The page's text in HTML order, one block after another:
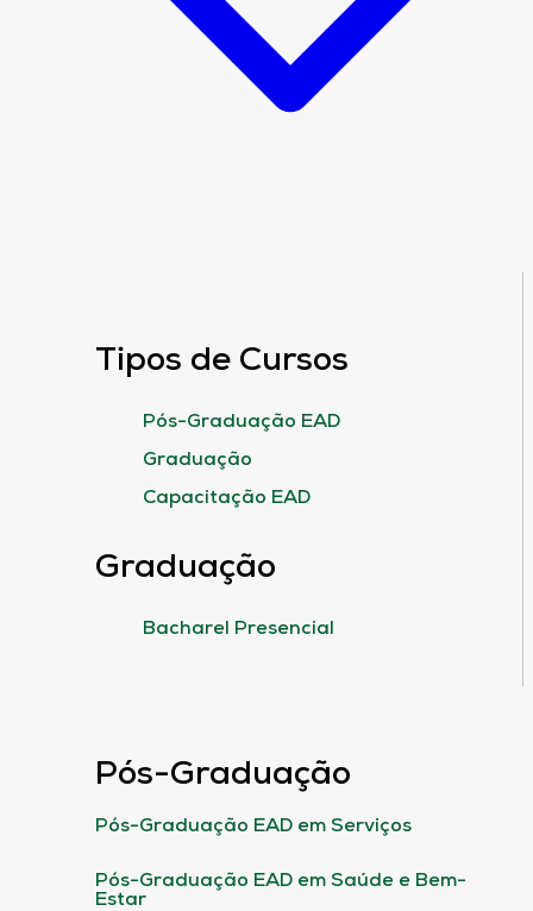
Tipos de Cursos
Pós-Graduação EAD
Graduação
Capacitação EAD
Graduação
Bacharel Presencial
Pós-Graduação
Pós-Graduação EAD em Serviços
Pós-Graduação EAD em Saúde e Bem-
Estar